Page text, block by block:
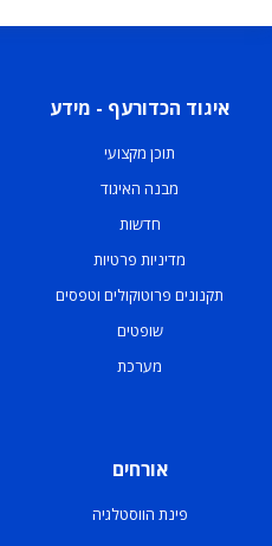
איגוד הכדורעף - מידע
תוכן מקצועי
מבנה האיגוד
חדשות
מדיניות פרטיות
תקנונים פרוטוקולים וטפסים
שופטים
מערכת
אורחים
פינת הווסטלגיה